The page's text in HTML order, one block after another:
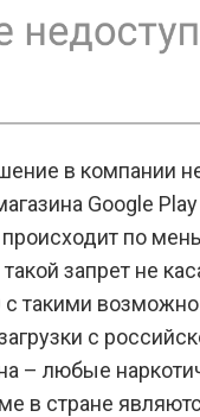
в компании
Google
по
запрет не
такими
с
– любые
в стране